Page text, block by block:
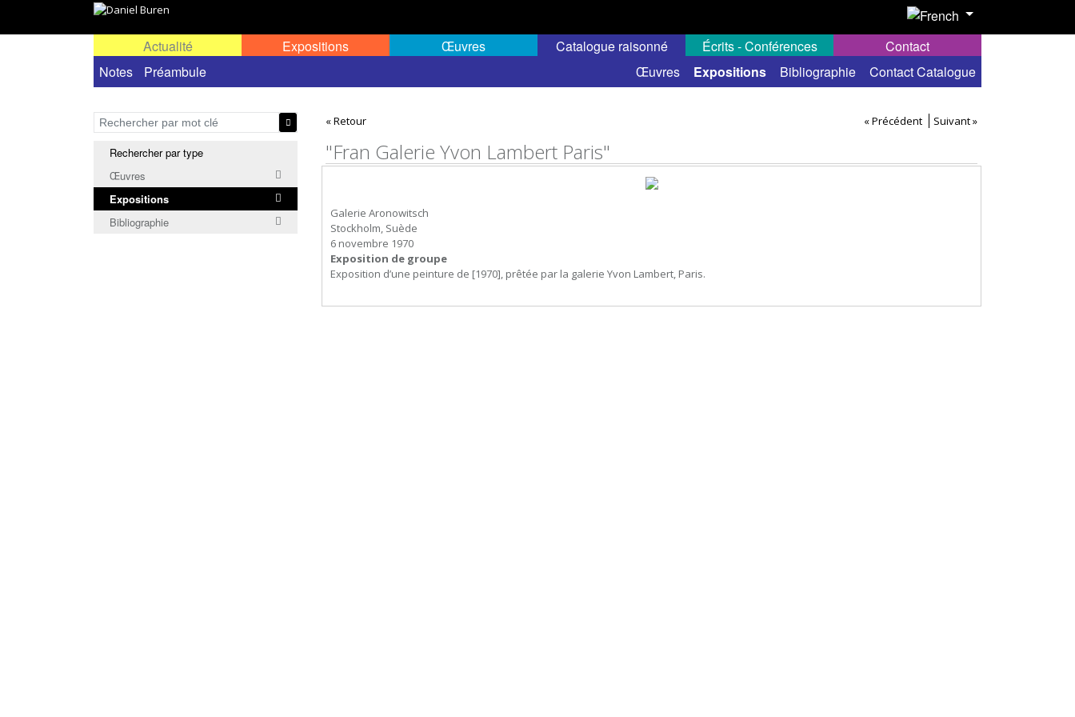
Actualité
Expositions
Toutes les expositions
Œuvres
Catalogue raisonné
Notes
Préambule Œuvres Expositions Bibliographie Contact Catalogue
Écrits - Conférences Contact
Rechercher par type
Œuvres
Expositions
Bibliographie
« Retour « Précédent Suivant »
"Fran Galerie Yvon Lambert Paris"
Galerie Aronowitsch
Stockholm, Suède
6 novembre 1970
Exposition de groupe
Exposition d’une peinture de [1970], prêtée par la galerie Yvon Lambert, Paris.